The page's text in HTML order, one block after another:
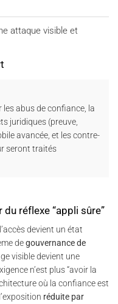
attaque visible et
les abus de confiance, la
juridiques (preuve,
avancée, et les contre-
seront traités
réflexe “appli sûre”
devient un état
degouvernance de
visible devient une
n’est plus “avoir la
où la confiance est
l’exposition réduite par